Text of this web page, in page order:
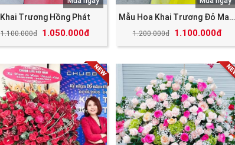
Khai Trương Hồng Phát
1.100.000đ 1.050.000đ
Mẫu Hoa Khai Trương Đỏ May Mắn Tài Lộc
1.200.000đ 1.100.000đ